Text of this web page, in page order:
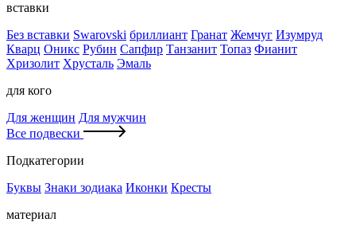
вставки
Без вставки Swarovski бриллиант Гранат Жемчуг Изумруд
Кварц Оникс Рубин Сапфир Танзанит Топаз Фианит
Хризолит Хрусталь Эмаль
для кого
Для женщин Для мужчин
Все подвески
Подкатегории
Буквы Знаки зодиака Иконки Кресты
материал